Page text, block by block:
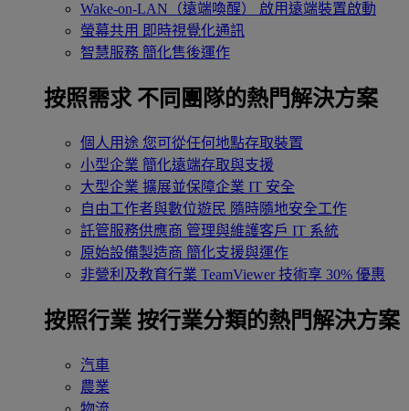
Wake-on-LAN（遠端喚醒）
啟用遠端裝置啟動
螢幕共用 即時視覺化通訊
智慧服務 簡化售後運作
按照需求 不同團隊的熱門解決方案
個人用途 您可從任何地點存取裝置
小型企業 簡化遠端存取與支援
大型企業 擴展並保障企業 IT 安全
自由工作者與數位遊民 隨時隨地安全工作
託管服務供應商 管理與維護客戶 IT 系統
原始設備製造商 簡化支援與運作
非營利及教育行業 TeamViewer 技術享 30% 優惠
按照行業 按行業分類的熱門解決方案
汽車
農業